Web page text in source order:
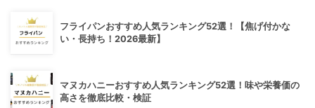
フライパンおすすめ人気ランキング52選！【焦げ付かな
い・長持ち！2026最新】
マヌカハニーおすすめ人気ランキング52選！味や栄養価の
高さを徹底比較・検証